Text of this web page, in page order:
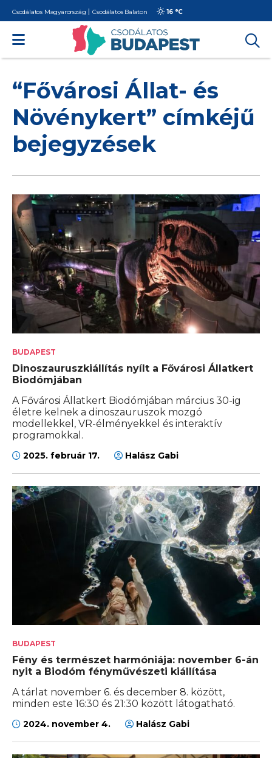
Csodálatos Magyarország Csodálatos Balaton 16 °C
“Fővárosi Állat- és
Növénykert” címkéjű
bejegyzések
BUDAPEST
Dinoszauruszkiállítás nyílt a Fővárosi Állatkert
Biodómjában
A Fővárosi Állatkert Biodómjában március 30-ig
életre kelnek a dinoszauruszok mozgó
modellekkel, VR-élményekkel és interaktív
programokkal.
2025. február 17. Halász Gabi
BUDAPEST
Fény és természet harmóniája: november 6-án
nyit a Biodóm fényművészeti kiállítása
A tárlat november 6. és december 8. között,
minden este 16:30 és 21:30 között látogatható.
2024. november 4. Halász Gabi